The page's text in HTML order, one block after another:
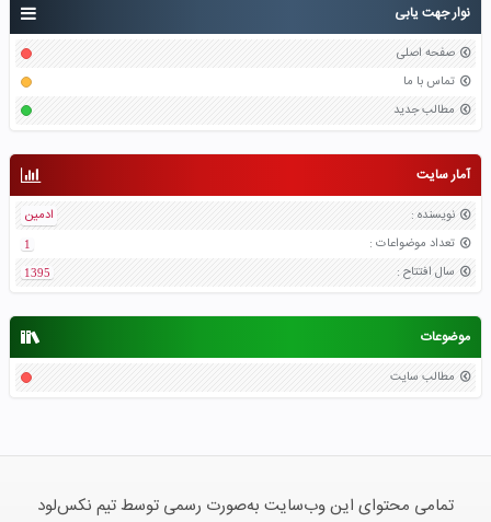
نوار جهت یابی
صفحه اصلی
تماس با ما
مطالب جدید
آمار سایت
نویسنده :
ادمین
تعداد موضواعات :
1
سال افتتاح :
1395
موضوعات
مطالب سایت
تمامی محتوای این وب‌سایت به‌صورت رسمی توسط تیم نکس‌لود